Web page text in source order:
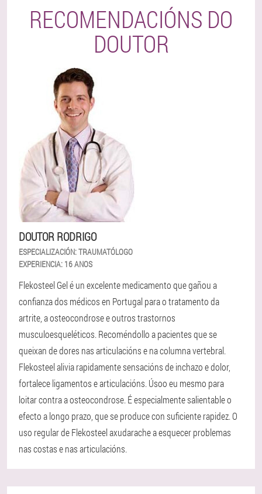
RECOMENDACIÓNS DO
DOUTOR
DOUTOR RODRIGO
ESPECIALIZACIÓN:TRAUMATÓLOGO
EXPERIENCIA: 16 ANOS
Flekosteel Gel é un excelente medicamento que gañou a
confianza dos médicos en Portugal para o tratamento da
artrite, a osteocondrose e outros trastornos
musculoesqueléticos. Recoméndollo a pacientes que se
queixan de dores nas articulacións e na columna vertebral.
Flekosteel alivia rapidamente sensacións de inchazo e dolor,
fortalece ligamentos e articulacións. Úsoo eu mesmo para
loitar contra a osteocondrose. É especialmente salientable o
efecto a longo prazo, que se produce con suficiente rapidez. O
uso regular de Flekosteel axudarache a esquecer problemas
nas costas e nas articulacións.